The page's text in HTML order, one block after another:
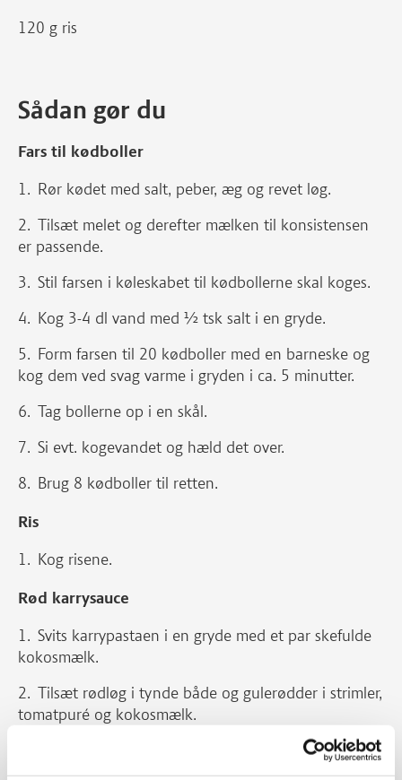
120 g ris
Sådan gør du
Fars til kødboller
Rør kødet med salt, peber, æg og revet løg.
Tilsæt melet og derefter mælken til konsistensen
er passende.
Stil farsen i køleskabet til kødbollerne skal koges.
Kog 3-4 dl vand med ½ tsk salt i en gryde.
Form farsen til 20 kødboller med en barneske og
kog dem ved svag varme i gryden i ca. 5 minutter.
Tag bollerne op i en skål.
Si evt. kogevandet og hæld det over.
Brug 8 kødboller til retten.
Ris
Kog risene.
Rød karrysauce
Svits karrypastaen i en gryde med et par skefulde
kokosmælk.
Tilsæt rødløg i tynde både og gulerødder i strimler,
tomatpuré og kokosmælk.
Kog ved svag varme ca. 8 minutter og tilsæt
cherrytomater skåret i halve.